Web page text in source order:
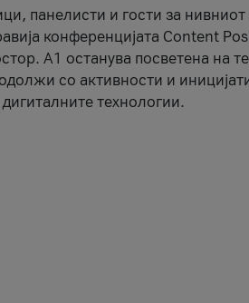
панелисти и гости за
конференцијата Content
А1 останува посветена на
со активности и
технологии.